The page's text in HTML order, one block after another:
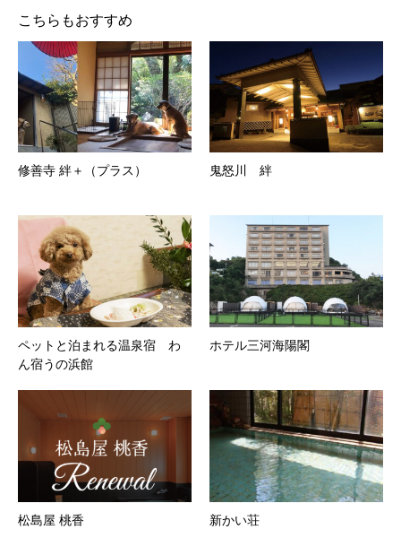
こちらもおすすめ
修善寺 絆＋（プラス） 鬼怒川 絆
ペットと泊まれる温泉宿 わ
ん宿うの浜館
ホテル三河海陽閣
松島屋 桃香 新かい荘